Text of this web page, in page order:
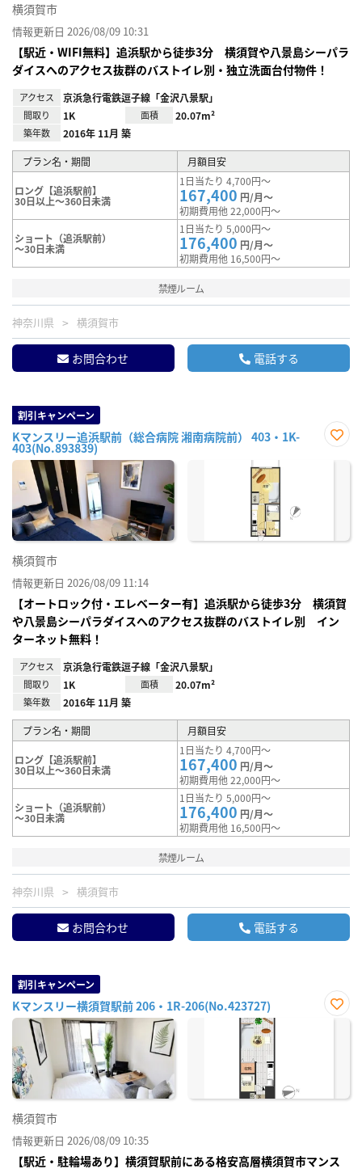
横須賀市
情報更新日 2026/08/09 10:31
【駅近・WIFI無料】追浜駅から徒歩3分 横須賀や八景島シーパラ
ダイスへのアクセス抜群のバストイレ別・独立洗面台付物件！
アクセス 京浜急行電鉄逗子線「金沢八景駅」
間取り 1K 面積 20.07m²
築年数 2016年 11月 築
プラン名・期間 月額目安
ロング【追浜駅前】
30日以上～360日未満
1日当たり 4,700円～
167,400 円/月～
初期費用他 22,000円～
ショート（追浜駅前）
～30日未満
1日当たり 5,000円～
176,400 円/月～
初期費用他 16,500円～
禁煙ルーム
神奈川県 横須賀市
お問合わせ 電話する
割引キャンペーン
Kマンスリー追浜駅前（総合病院 湘南病院前） 403・1K-
403(No.893839)
に入
横須賀市
情報更新日 2026/08/09 11:14
【オートロック付・エレベーター有】追浜駅から徒歩3分 横須賀
や八景島シーパラダイスへのアクセス抜群のバストイレ別 イン
ターネット無料！
アクセス 京浜急行電鉄逗子線「金沢八景駅」
間取り 1K 面積 20.07m²
築年数 2016年 11月 築
プラン名・期間 月額目安
ロング【追浜駅前】
30日以上～360日未満
1日当たり 4,700円～
167,400 円/月～
初期費用他 22,000円～
ショート（追浜駅前）
～30日未満
1日当たり 5,000円～
176,400 円/月～
初期費用他 16,500円～
禁煙ルーム
神奈川県 横須賀市
お問合わせ 電話する
割引キャンペーン
Kマンスリー横須賀駅前 206・1R-206(No.423727)
お気
横須賀市
情報更新日 2026/08/09 10:35
【駅近・駐輪場あり】横須賀駅前にある格安高層横須賀市マンス